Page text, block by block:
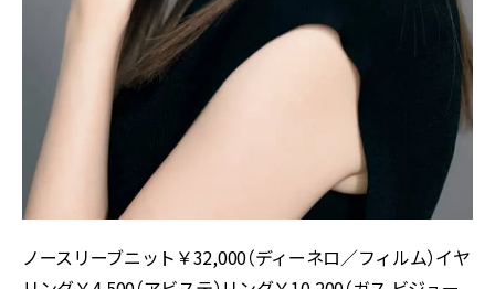
ノースリーブニット￥32,000（ディーネロ／フィルム）イヤ